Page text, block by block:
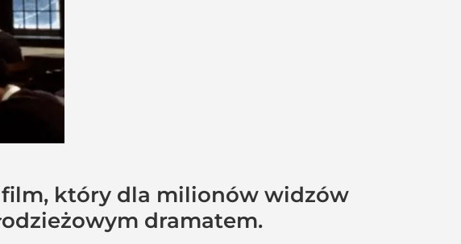
film, który dla milionów widzów
dramatem.